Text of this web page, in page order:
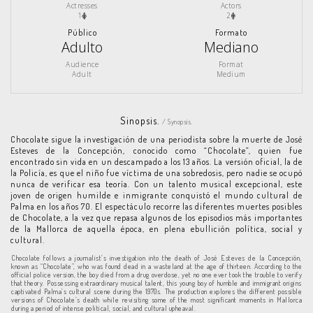
Actresses
1
Actors
2
Público
Adulto
Audience
Adult
Formato
Mediano
Format
Medium
Sinopsis./ Synopsis.
Chocolate sigue la investigación de una periodista sobre la muerte de José
Esteves de la Concepción, conocido como “Chocolate”, quien fue
encontrado sin vida en un descampado a los 13 años. La versión oficial, la de
la Policía, es que el niño fue víctima de una sobredosis, pero nadie se ocupó
nunca de verificar esa teoría. Con un talento musical excepcional, este
joven de origen humilde e inmigrante conquistó el mundo cultural de
Palma en los años 70. El espectáculo recorre las diferentes muertes posibles
de Chocolate, a la vez que repasa algunos de los episodios más importantes
de la Mallorca de aquella época, en plena ebullición política, social y
cultural.
Chocolate follows a journalist’s investigation into the death of José Esteves de la Concepción,
known as “Chocolate”, who was found dead in a wasteland at the age of thirteen. According to the
official police version, the boy died from a drug overdose, yet no one ever took the trouble to verify
that theory. Possessing extraordinary musical talent, this young boy of humble and immigrant origins
captivated Palma’s cultural scene during the 1970s. The production explores the different possible
versions of Chocolate’s death while revisiting some of the most significant moments in Mallorca
during a period of intense political, social, and cultural upheaval.